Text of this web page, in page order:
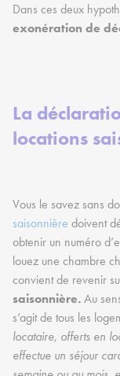
Dans ces deux
exonération de
La
locations
Vous le savez sans
saisonnière doivent
obtenir un numéro
louez une chambre
convient de revenir
saisonnière.Au
s’agit de tous les
locataire, offerts en
effectue un séjour